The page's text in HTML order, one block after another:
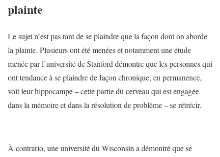
plainte
Le sujet n’est pas tant de se plaindre que la façon dont on aborde
la plainte. Plusieurs ont été menées et notamment une étude
menée par l’université de Stanford démontre que les personnes qui
ont tendance à se plaindre de façon chronique, en permanence,
voit leur hippocampe – cette partie du cerveau qui est engagée
dans la mémoire et dans la résolution de problème – se rétrécir.
À contrario, une université du Wisconsin a démontré que se